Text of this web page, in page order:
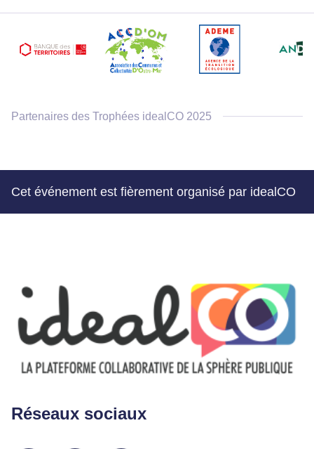
Partenaires des Trophées idealCO 2025
Cet événement est fièrement organisé par idealCO
Réseaux sociaux